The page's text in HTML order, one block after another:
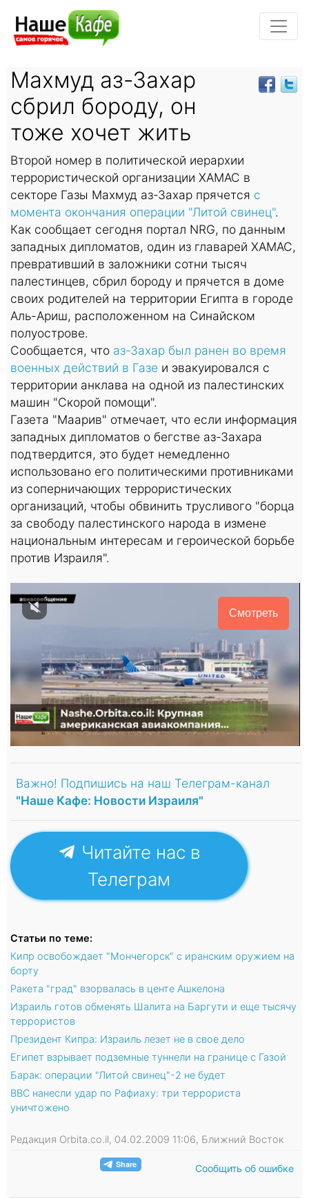
Махмуд аз-Захар
сбрил бороду, он
тоже хочет жить
Второй номер в политической иерархии
террористической организации ХАМАС в
секторе Газы Махмуд аз-Захар прячется с
момента окончания операции "Литой свинец".
Как сообщает сегодня портал NRG, по данным
западных дипломатов, один из главарей ХАМАС,
превративший в заложники сотни тысяч
палестинцев, сбрил бороду и прячется в доме
своих родителей на территории Египта в городе
Аль-Ариш, расположенном на Синайском
полуострове.
Сообщается, что аз-Захар был ранен во время
военных действий в Газе и эвакуировался с
территории анклава на одной из палестинских
машин "Скорой помощи".
Газета "Маарив" отмечает, что если информация
западных дипломатов о бегстве аз-Захара
подтвердится, это будет немедленно
использовано его политическими противниками
из соперничающих террористических
организаций, чтобы обвинить трусливого "борца
за свободу палестинского народа в измене
национальным интересам и героической борьбе
против Израиля".
Смотреть
Важно! Подпишись на наш Телеграм-канал
"Наше Кафе: Новости Израиля"
Читайте нас в
Телеграм
Статьи по теме:
Кипр освобождает "Мончегорск" с иранским оружием на
борту
Ракета "град" взорвалась в центе Ашкелона
Израиль готов обменять Шалита на Баргути и еще тысячу
террористов
Президент Кипра: Израиль лезет не в свое дело
Египет взрывает подземные туннели на границе с Газой
Барак: операции "Литой свинец"-2 не будет
ВВС нанесли удар по Рафиаху: три террориста
уничтожено
Редакция Orbita.co.il, 04.02.2009 11:06, Ближний Восток
Сообщить об ошибке